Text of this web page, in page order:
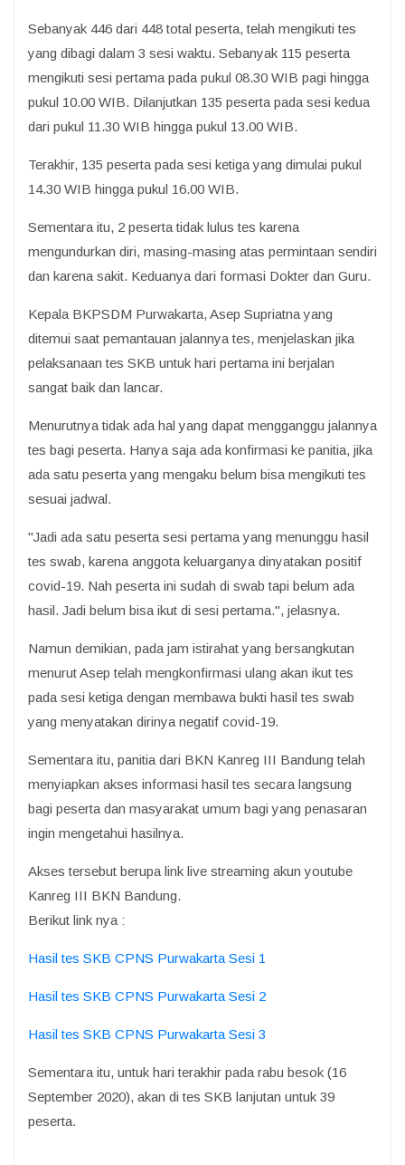
Sebanyak 446 dari 448 total peserta, telah mengikuti tes
yang dibagi dalam 3 sesi waktu. Sebanyak 115 peserta
mengikuti sesi pertama pada pukul 08.30 WIB pagi hingga
pukul 10.00 WIB. Dilanjutkan 135 peserta pada sesi kedua
dari pukul 11.30 WIB hingga pukul 13.00 WIB.
Terakhir, 135 peserta pada sesi ketiga yang dimulai pukul
14.30 WIB hingga pukul 16.00 WIB.
Sementara itu, 2 peserta tidak lulus tes karena
mengundurkan diri, masing-masing atas permintaan sendiri
dan karena sakit. Keduanya dari formasi Dokter dan Guru.
Kepala BKPSDM Purwakarta, Asep Supriatna yang
ditemui saat pemantauan jalannya tes, menjelaskan jika
pelaksanaan tes SKB untuk hari pertama ini berjalan
sangat baik dan lancar.
Menurutnya tidak ada hal yang dapat mengganggu jalannya
tes bagi peserta. Hanya saja ada konfirmasi ke panitia, jika
ada satu peserta yang mengaku belum bisa mengikuti tes
sesuai jadwal.
"Jadi ada satu peserta sesi pertama yang menunggu hasil
tes swab, karena anggota keluarganya dinyatakan positif
covid-19. Nah peserta ini sudah di swab tapi belum ada
hasil. Jadi belum bisa ikut di sesi pertama.", jelasnya.
Namun demikian, pada jam istirahat yang bersangkutan
menurut Asep telah mengkonfirmasi ulang akan ikut tes
pada sesi ketiga dengan membawa bukti hasil tes swab
yang menyatakan dirinya negatif covid-19.
Sementara itu, panitia dari BKN Kanreg III Bandung telah
menyiapkan akses informasi hasil tes secara langsung
bagi peserta dan masyarakat umum bagi yang penasaran
ingin mengetahui hasilnya.
Akses tersebut berupa link live streaming akun youtube
Kanreg III BKN Bandung.
Berikut link nya :
Hasil tes SKB CPNS Purwakarta Sesi 1
Hasil tes SKB CPNS Purwakarta Sesi 2
Hasil tes SKB CPNS Purwakarta Sesi 3
Sementara itu, untuk hari terakhir pada rabu besok (16
September 2020), akan di tes SKB lanjutan untuk 39
peserta.